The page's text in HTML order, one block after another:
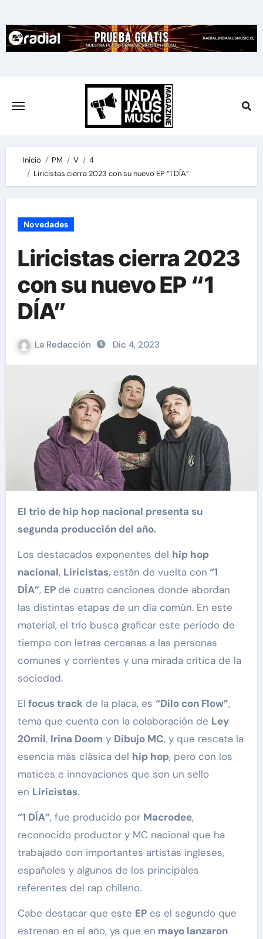
to
content
Inicio PM V
4
Liricistas cierra 2023 con su nuevo EP “1 DÍA”
Novedades
Liricistas cierra 2023
con su nuevo EP “1
DÍA”
La Redacción Dic 4, 2023
El trío de hip hop nacional presenta su
segunda producción del año.
Los destacados exponentes del hip hop
nacional, Liricistas, están de vuelta con “1
DÍA”, EP de cuatro canciones donde abordan
las distintas etapas de un día común. En este
material, el trío busca graficar este periodo de
tiempo con letras cercanas a las personas
comunes y corrientes y una mirada crítica de la
sociedad.
El focus trackde la placa, es “Dilo con Flow”,
tema que cuenta con la colaboración de Ley
20mil, Irina Doom y Dibujo MC, y que rescata la
esencia más clásica del hip hop, pero con los
matices e innovaciones que son un sello
en Liricistas.
“1 DÍA”, fue producido por Macrodee,
reconocido productor y MC nacional que ha
trabajado con importantes artistas ingleses,
españoles y algunos de los principales
referentes del rap chileno.
Cabe destacar que este EPes el segundo que
estrenan en el año, ya que en mayo lanzaron